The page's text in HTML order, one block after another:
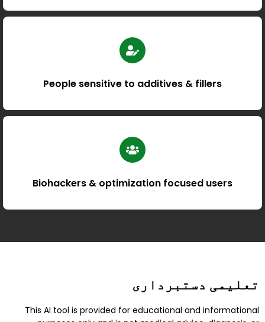
People sensitive to additives & fillers
Biohackers & optimization focused users
تعلیمی دستبرداری
This AI tool is provided for educational and informational